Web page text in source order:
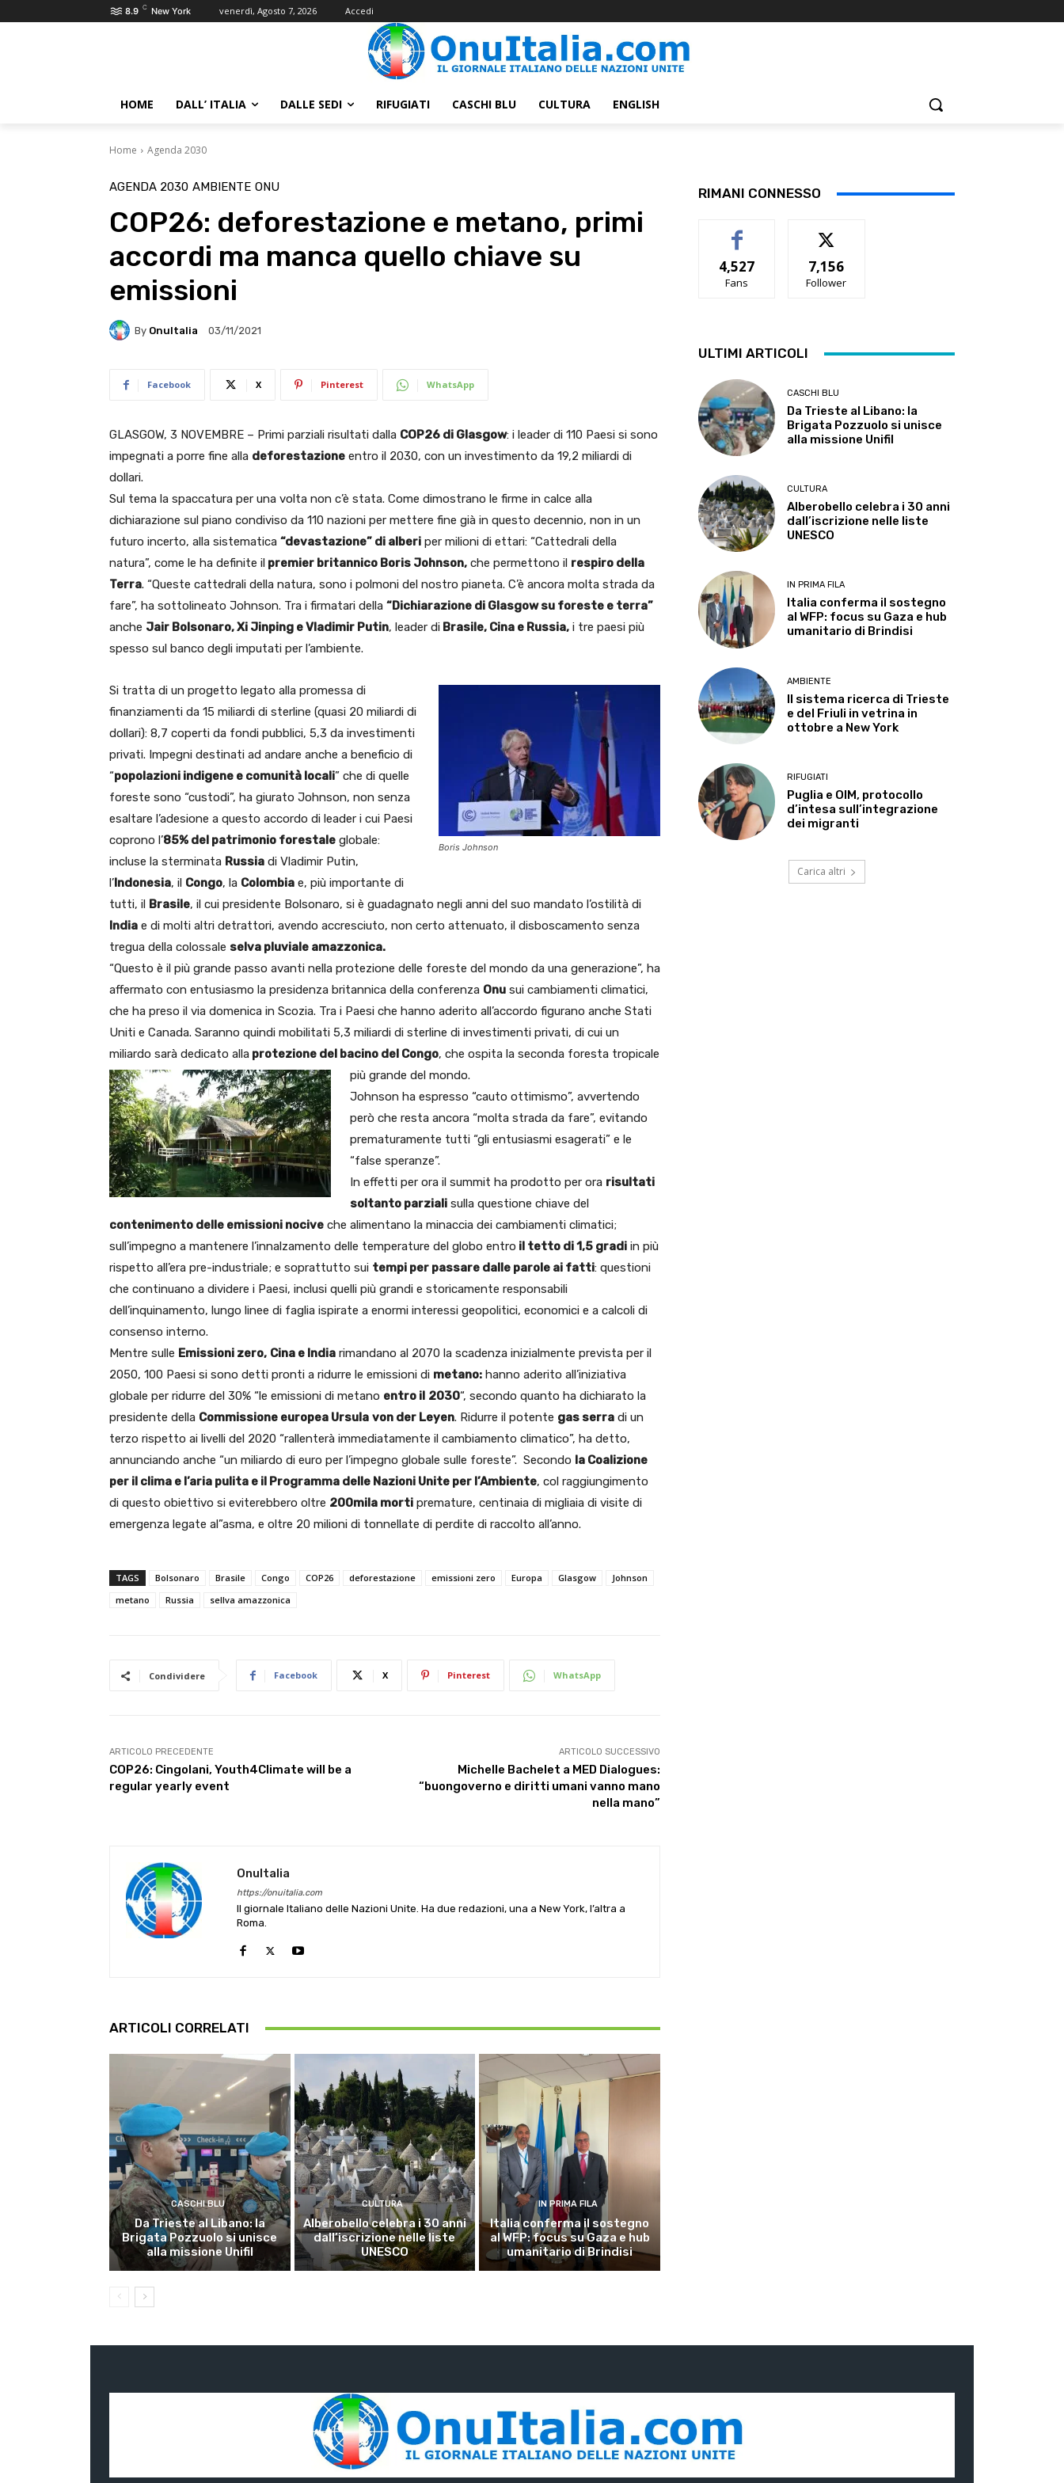
8.9 C New York venerdì, Agosto 7, 2026 Accedi
HOME DALL’ ITALIA DALLE SEDI RIFUGIATI CASCHI BLU CULTURA ENGLISH
Home Agenda 2030
AGENDA 2030 AMBIENTE ONU
COP26: deforestazione e metano, primi
accordi ma manca quello chiave su
emissioni
By OnuItalia 03/11/2021
Facebook X Pinterest WhatsApp
GLASGOW, 3 NOVEMBRE – Primi parziali risultati dalla COP26 di Glasgow: i leader di 110 Paesi si sono
impegnati a porre fine alla deforestazione entro il 2030, con un investimento da 19,2 miliardi di
dollari.
Sul tema la spaccatura per una volta non c’è stata. Come dimostrano le firme in calce alla
dichiarazione sul piano condiviso da 110 nazioni per mettere fine già in questo decennio, non in un
futuro incerto, alla sistematica “devastazione” di alberi per milioni di ettari: “Cattedrali della
natura”, come le ha definite il premier britannico Boris Johnson, che permettono il respiro della
Terra. “Queste cattedrali della natura, sono i polmoni del nostro pianeta. C’è ancora molta strada da
fare”, ha sottolineato Johnson. Tra i firmatari della “Dichiarazione di Glasgow su foreste e terra”
anche Jair Bolsonaro, Xi Jinping e Vladimir Putin, leader di Brasile, Cina e Russia, i tre paesi più
spesso sul banco degli imputati per l’ambiente.
Boris Johnson
Si tratta di un progetto legato alla promessa di
finanziamenti da 15 miliardi di sterline (quasi 20 miliardi di
dollari): 8,7 coperti da fondi pubblici, 5,3 da investimenti
privati. Impegni destinati ad andare anche a beneficio di
“popolazioni indigene e comunità locali” che di quelle
foreste sono “custodi”, ha giurato Johnson, non senza
esaltare l’adesione a questo accordo di leader i cui Paesi
coprono l’85% del patrimonio forestale globale:
incluse la sterminata Russia di Vladimir Putin,
l’Indonesia, il Congo, la Colombia e, più importante di
tutti, il Brasile, il cui presidente Bolsonaro, si è guadagnato negli anni del suo mandato l’ostilità di
India e di molti altri detrattori, avendo accresciuto, non certo attenuato, il disboscamento senza
tregua della colossale selva pluviale amazzonica.
“Questo è il più grande passo avanti nella protezione delle foreste del mondo da una generazione”, ha
affermato con entusiasmo la presidenza britannica della conferenza Onu sui cambiamenti climatici,
che ha preso il via domenica in Scozia. Tra i Paesi che hanno aderito all’accordo figurano anche Stati
Uniti e Canada. Saranno quindi mobilitati 5,3 miliardi di sterline di investimenti privati, di cui un
miliardo sarà dedicato alla protezione del bacino del Congo, che ospita la seconda foresta tropicale
più grande del mondo.
Johnson ha espresso “cauto ottimismo”, avvertendo
però che resta ancora “molta strada da fare”, evitando
prematuramente tutti “gli entusiasmi esagerati” e le
“false speranze”.
In effetti per ora il summit ha prodotto per ora risultati
soltanto parziali sulla questione chiave del
contenimento delle emissioni nocive che alimentano la minaccia dei cambiamenti climatici;
sull’impegno a mantenere l’innalzamento delle temperature del globo entro il tetto di 1,5 gradi in più
rispetto all’era pre-industriale; e soprattutto sui tempi per passare dalle parole ai fatti: questioni
che continuano a dividere i Paesi, inclusi quelli più grandi e storicamente responsabili
dell’inquinamento, lungo linee di faglia ispirate a enormi interessi geopolitici, economici e a calcoli di
consenso interno.
Mentre sulle Emissioni zero, Cina e India rimandano al 2070 la scadenza inizialmente prevista per il
2050, 100 Paesi si sono detti pronti a ridurre le emissioni di metano: hanno aderito all’iniziativa
globale per ridurre del 30% “le emissioni di metano entro il 2030“, secondo quanto ha dichiarato la
presidente della Commissione europea Ursula von der Leyen. Ridurre il potente gas serra di un
terzo rispetto ai livelli del 2020 “rallenterà immediatamente il cambiamento climatico”, ha detto,
annunciando anche “un miliardo di euro per l’impegno globale sulle foreste”. Secondo la Coalizione
per il clima e l’aria pulita e il Programma delle Nazioni Unite per l’Ambiente, col raggiungimento
di questo obiettivo si eviterebbero oltre 200mila morti premature, centinaia di migliaia di visite di
emergenza legate al”asma, e oltre 20 milioni di tonnellate di perdite di raccolto all’anno.
TAGS Bolsonaro Brasile Congo COP26 deforestazione emissioni zero Europa Glasgow
Johnson
metano
Russia sellva amazzonica
Condividere Facebook X Pinterest WhatsApp
ARTICOLO PRECEDENTE
COP26: Cingolani, Youth4Climate will be a
regular yearly event
ARTICOLO SUCCESSIVO
Michelle Bachelet a MED Dialogues:
“buongoverno e diritti umani vanno mano
nella mano”
OnuItalia
https://onuitalia.com
Il giornale Italiano delle Nazioni Unite. Ha due redazioni, una a New York, l’altra a
Roma.
ARTICOLI CORRELATI
CASCHI BLU
Da Trieste al Libano: la
Brigata Pozzuolo si unisce
alla missione Unifil
CULTURA
Alberobello celebra i 30 anni
dall’iscrizione nelle liste
UNESCO
IN PRIMA FILA
Italia conferma il sostegno
al WFP: focus su Gaza e hub
umanitario di Brindisi
RIMANI CONNESSO
4,527
Fans
7,156
Follower
ULTIMI ARTICOLI
CASCHI BLU
Da Trieste al Libano: la
Brigata Pozzuolo si unisce
alla missione Unifil
CULTURA
Alberobello celebra i 30 anni
dall’iscrizione nelle liste
UNESCO
IN PRIMA FILA
Italia conferma il sostegno
al WFP: focus su Gaza e hub
umanitario di Brindisi
AMBIENTE
Il sistema ricerca di Trieste
e del Friuli in vetrina in
ottobre a New York
RIFUGIATI
Puglia e OIM, protocollo
d’intesa sull’integrazione
dei migranti
Carica altri